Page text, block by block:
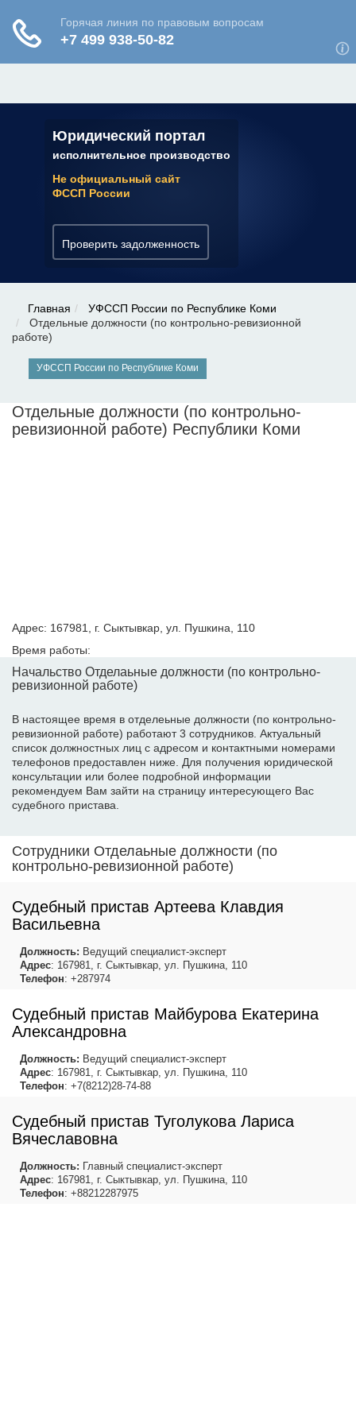
Юридический портал
исполнительное производство
Не официальный сайт
ФССП России
Проверить задолженность
✆ 7 (800) 350-22-64
Главная
УФССП России по Республике Коми
Отдельные должности (по контрольно-ревизионной
работе)
УФССП России по Республике Коми
Отдельные должности (по контрольно-
ревизионной работе) Республики Коми
Адрес: 167981, г. Сыктывкар, ул. Пушкина, 110
Время работы:
Начальство Отделаьные должности (по контрольно-
ревизионной работе)
В настоящее время в отделеьные должности (по контрольно-
ревизионной работе) работают 3 сотрудников. Актуальный
список должностных лиц с адресом и контактными номерами
телефонов предоставлен ниже. Для получения юридической
консультации или более подробной информации
рекомендуем Вам зайти на страницу интересующего Вас
судебного пристава.
Сотрудники Отделаьные должности (по
контрольно-ревизионной работе)
Судебный пристав Артеева Клавдия
Васильевна
Должность: Ведущий специалист-эксперт
Адрес: 167981, г. Сыктывкар, ул. Пушкина, 110
Телефон: +287974
Судебный пристав Майбурова Екатерина
Александровна
Должность: Ведущий специалист-эксперт
Адрес: 167981, г. Сыктывкар, ул. Пушкина, 110
Телефон: +7(8212)28-74-88
Судебный пристав Туголукова Лариса
Вячеславовна
Должность: Главный специалист-эксперт
Адрес: 167981, г. Сыктывкар, ул. Пушкина, 110
Телефон: +88212287975